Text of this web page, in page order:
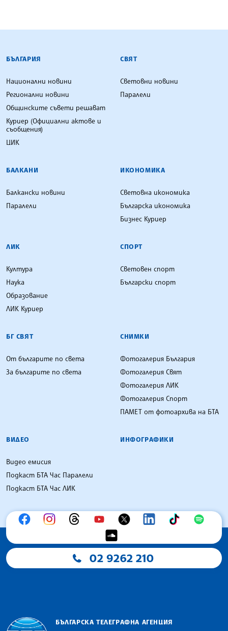
БЪЛГАРСКА ТЕЛЕГРАФНА АГЕНЦИЯ
БЪЛГАРИЯ
Национални новини
Регионални новини
Общинските съвети решават
Куриер (Официални актове и
съобщения)
ЦИК
СВЯТ
Световни новини
Паралели
БАЛКАНИ
Балкански новини
Паралели
ИКОНОМИКА
Световна икономика
Българска икономика
Бизнес Куриер
ЛИК
Култура
Наука
Образование
ЛИК Куриер
СПОРТ
Световен спорт
Български спорт
БГ СВЯТ
От българите по света
За българите по света
СНИМКИ
Фотогалерия България
Фотогалерия Свят
Фотогалерия ЛИК
Фотогалерия Спорт
ПАМЕТ от фотоархива на БТА
ВИДЕО
Видео емисия
Подкаст БТА Час Паралели
Подкаст БТА Час ЛИК
ИНФОГРАФИКИ
02 9262 210
БЪЛГАРСКА ТЕЛЕГРАФНА АГЕНЦИЯ